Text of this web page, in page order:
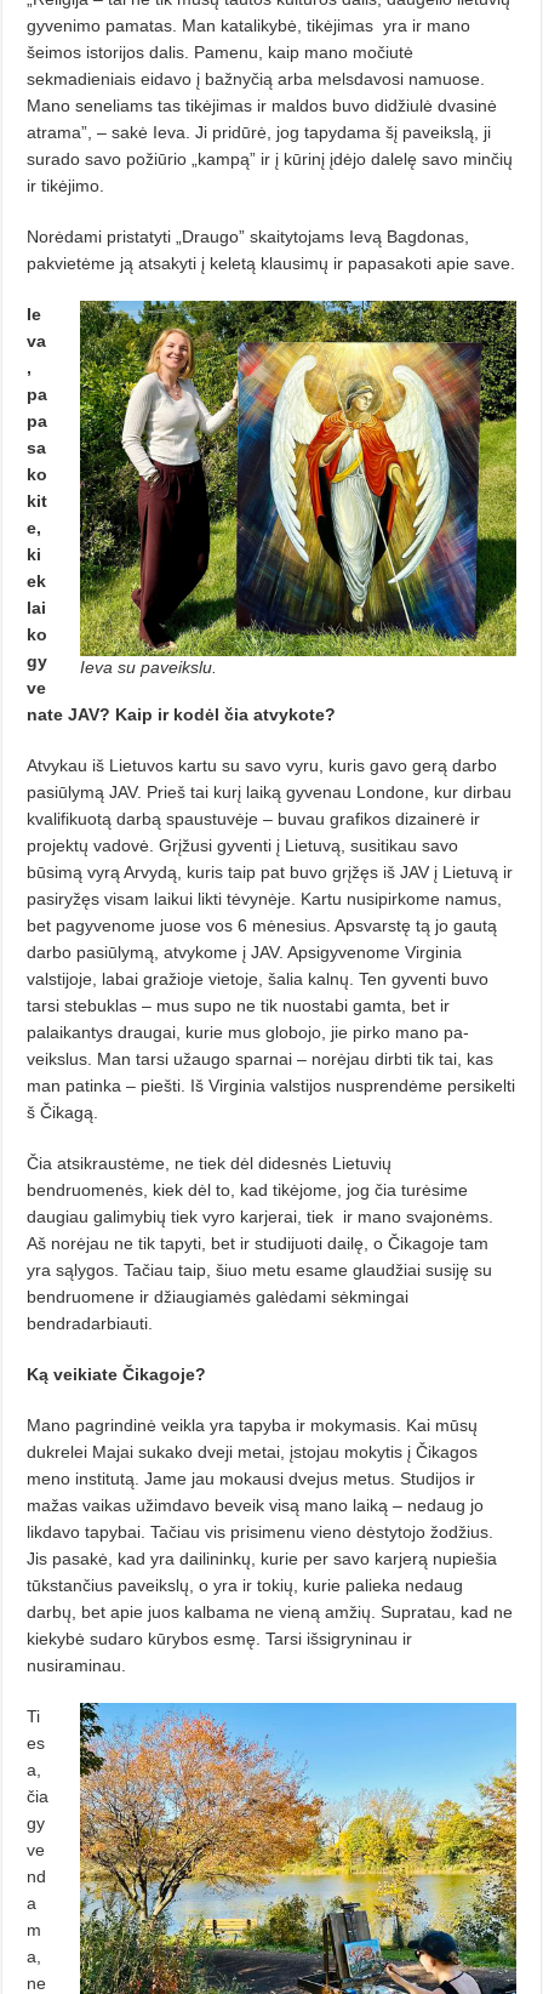
gy­ve­nimo pamatas. Man katalikybė, tikėjimas yra ir mano
šeimos istorijos dalis. Pamenu, kaip mano močiutė
sekmadieniais eidavo į bažnyčią arba melsdavosi namuose.
Mano se­neliams tas tikėjimas ir maldos buvo didžiulė dvasinė
atrama”, – sakė Ieva. Ji pridūrė, jog tapydama šį paveikslą, ji
surado savo požiūrio „kampą” ir į kūrinį įdėjo dalelę savo minčių
ir ti­kėjimo.
Norėdami pristatyti „Draugo” skai­tytojams Ievą Bagdonas,
pakvie­tėme ją atsakyti į keletą klausimų ir papasakoti apie save.
Ieva su paveikslu.
Ie
va
,
pa
pa
sa
ko
kit
e,
ki
ek
lai
ko
gy
ve
nate JAV? Kaip ir kodėl čia atvykote?
Atvykau iš Lietuvos kartu su savo vyru, kuris gavo gerą darbo
pa­siūlymą JAV. Prieš tai kurį laiką gy­venau Londone, kur dirbau
kvalifi­kuotą darbą spaustuvėje – buvau gra­fikos dizainerė ir
projektų vadovė. Grįžusi gyventi į Lietuvą, susitikau savo
būsimą vyrą Arvydą, kuris taip pat buvo grįžęs iš JAV į Lietuvą ir
pa­siryžęs visam laikui likti tėvynėje. Kar­tu nusipirkome namus,
bet pagy­ve­nome juose vos 6 mėnesius. Ap­svarstę tą jo gautą
darbo pasiūlymą, atvykome į JAV. Apsigyvenome Vir­ginia
valstijoje, labai gražioje vietoje, ša­lia kalnų. Ten gyventi buvo
tarsi stebuklas – mus supo ne tik nuostabi gamta, bet ir
palaikantys draugai, ku­rie mus globojo, jie pirko mano pa­
veikslus. Man tarsi užaugo sparnai – norėjau dirbti tik tai, kas
man patinka – piešti. Iš Virginia valstijos nusprendėme persikelti
š Čikagą.
Čia atsikraustėme, ne tiek dėl di­desnės Lietuvių
bendruomenės, kiek dėl to, kad tikėjome, jog čia turėsime
daugiau galimybių tiek vyro karje­rai, tiek ir mano svajonėms.
Aš norėjau ne tik tapyti, bet ir studijuoti dai­lę, o Čikagoje tam
yra sąlygos. Tačiau taip, šiuo metu esame glaudžiai susiję su
bendruomene ir džiaugiamės ga­lėdami sėkmingai
bendradarbiauti.
Ką veikiate Čikagoje?
Mano pagrindinė veikla yra tapyba ir mokymasis. Kai mūsų
dukrelei Majai sukako dveji metai, įstojau mo­kytis į Čikagos
meno institutą. Jame jau mokausi dvejus metus. Studijos ir
mažas vaikas užimdavo beveik visą ma­no laiką – nedaug jo
likdavo tapybai. Tačiau vis prisimenu vieno dės­tytojo žodžius.
Jis pasakė, kad yra dailininkų, kurie per savo karjerą nu­piešia
tūkstančius paveikslų, o yra ir tokių, kurie palieka nedaug
darbų, bet apie juos kalbama ne vieną am­žių. Supratau, kad ne
kiekybė sudaro kūrybos esmę. Tarsi išsigryninau ir
nusiraminau.
Ti
es
a,
čia
gy
ve
nd
a
m
a,
ne